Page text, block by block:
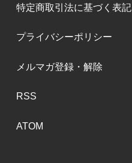
特定商取引法に基づく表記
プライバシーポリシー
メルマガ登録・解除
RSS
ATOM